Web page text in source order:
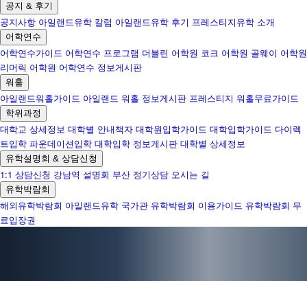
공지 & 후기
공지사항 아일랜드유학 칼럼 아일랜드유학 후기 프레스티지유학 소개
어학연수
어학연수가이드 어학연수 프로그램 더블린 어학원 코크 어학원 골웨이 어학원
리머릭 어학원 어학연수 정보게시판
워홀
아일랜드워홀가이드 아일랜드 워홀 정보게시판 프레스티지 워홀무료가이드
학위과정
대학교 상세정보 대학별 안내책자 대학원입학가이드 대학입학가이드 다이렉
트입학 파운데이션입학 대학입학 정보게시판 대학별 상세정보
유학설명회 & 상담신청
1:1 상담신청 강남역 설명회 부산 정기상담 오시는 길
유학박람회
해외유학박람회 아일랜드유학 국가관 유학박람회 이용가이드 유학박람회 무
료입장권